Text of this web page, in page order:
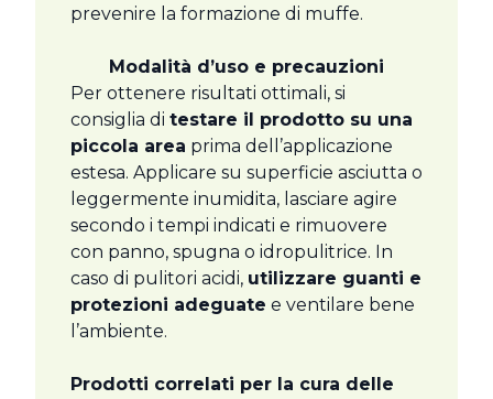
prevenire la formazione di muffe.
Modalità d’uso e precauzioni
Per ottenere risultati ottimali, si
consiglia di testare il prodotto su una
piccola area prima dell’applicazione
estesa. Applicare su superficie asciutta o
leggermente inumidita, lasciare agire
secondo i tempi indicati e rimuovere
con panno, spugna o idropulitrice. In
caso di pulitori acidi, utilizzare guanti e
protezioni adeguate e ventilare bene
l’ambiente.
Prodotti correlati per la cura delle